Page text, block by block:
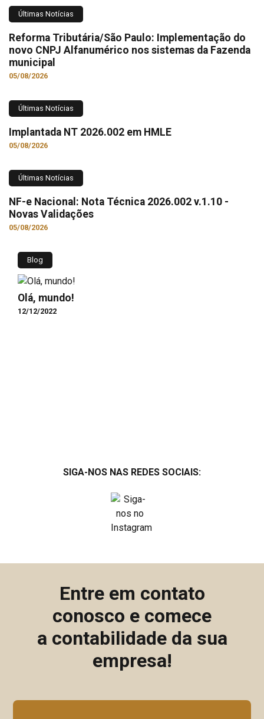
Últimas Notícias
Reforma Tributária/São Paulo: Implementação do
novo CNPJ Alfanumérico nos sistemas da Fazenda
municipal
05/08/2026
Últimas Notícias
Implantada NT 2026.002 em HMLE
05/08/2026
Últimas Notícias
NF-e Nacional: Nota Técnica 2026.002 v.1.10 -
Novas Validações
05/08/2026
Blog
Olá, mundo!
12/12/2022
SIGA-NOS NAS REDES SOCIAIS:
Entre em contato
conosco e comece
a contabilidade da sua
empresa!